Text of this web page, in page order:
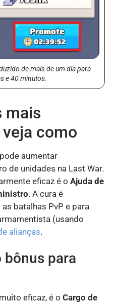
de mais de um dia para
e 40 minutos.
mais
como
aumentar
de unidades na Last War.
eficaz é o Ajuda de
. A cura é
batalhas PvP e para
(usando
alianças.
bônus para
eficaz, é o Cargo de